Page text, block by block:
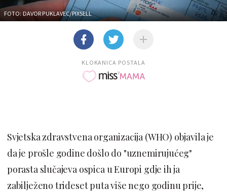
FOTO: DAVOR PUKLAVEC/PIXSELL
KLOKANICA POSTALA
Svjetska zdravstvena organizacija (WHO) objavila je
da je prošle godine došlo do "uznemirujućeg"
porasta slučajeva ospica u Europi gdje ih ja
zabilježeno trideset puta više nego godinu prije,